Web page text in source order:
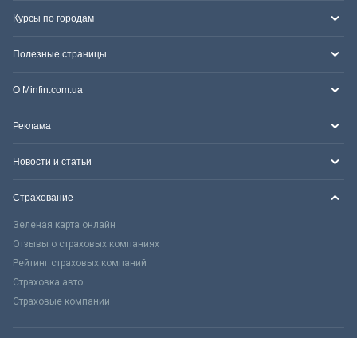
Курсы по городам
Полезные страницы
О Minfin.com.ua
Реклама
Новости и статьи
Страхование
Зеленая карта онлайн
Отзывы о страховых компаниях
Рейтинг страховых компаний
Страховка авто
Страховые компании